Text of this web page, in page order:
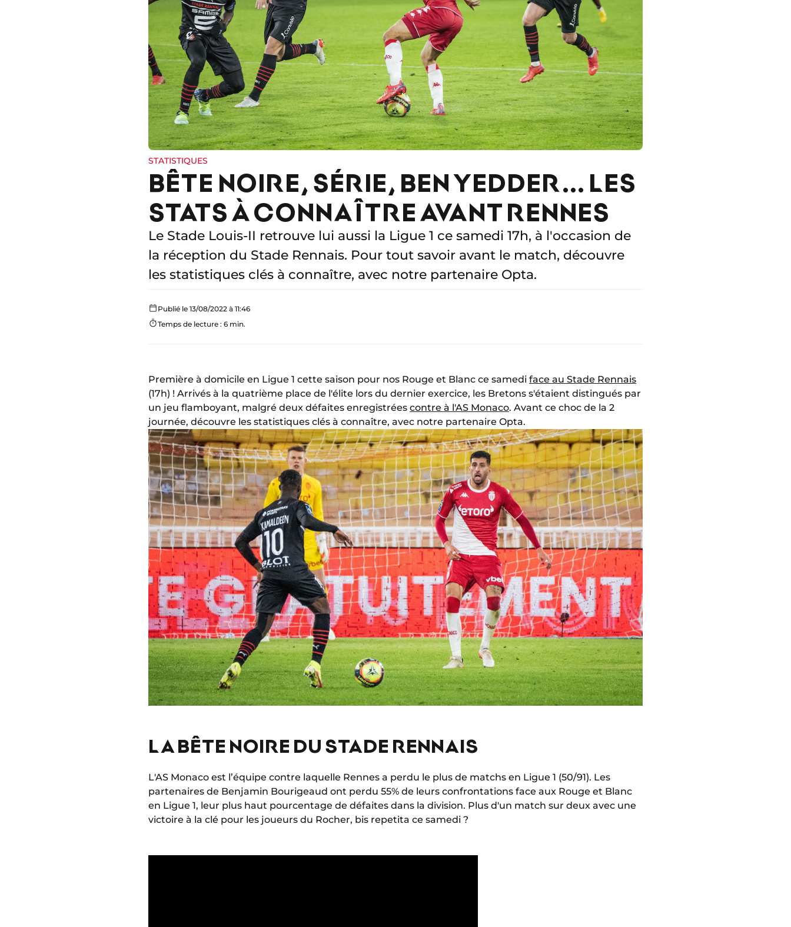
STATISTIQUES
BÊTE NOIRE, SÉRIE, BEN YEDDER... LES
STATS À CONNAÎTRE AVANT RENNES
Le Stade Louis-II retrouve lui aussi la Ligue 1 ce samedi 17h, à l'occasion de
la réception du Stade Rennais. Pour tout savoir avant le match, découvre
les statistiques clés à connaître, avec notre partenaire Opta.
Publié le 13/08/2022 à 11:46
Temps de lecture : 6 min.
Première à domicile en Ligue 1 cette saison pour nos Rouge et Blanc ce samedi face au Stade Rennais
(17h) ! Arrivés à la quatrième place de l'élite lors du dernier exercice, les Bretons s'étaient distingués par
un jeu flamboyant, malgré deux défaites enregistrées contre à l'AS Monaco. Avant ce choc de la 2
journée, découvre les statistiques clés à connaître, avec notre partenaire Opta.
LA BÊTE NOIRE DU STADE RENNAIS
L'AS Monaco est l’équipe contre laquelle Rennes a perdu le plus de matchs en Ligue 1 (50/91). Les
partenaires de Benjamin Bourigeaud ont perdu 55% de leurs confrontations face aux Rouge et Blanc
en Ligue 1, leur plus haut pourcentage de défaites dans la division. Plus d'un match sur deux avec une
victoire à la clé pour les joueurs du Rocher, bis repetita ce samedi ?